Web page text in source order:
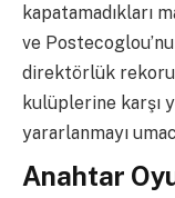
kapatamadıkları
ve
direktörlük
kulüplerine karşı
yararlanmayı
Anahtar